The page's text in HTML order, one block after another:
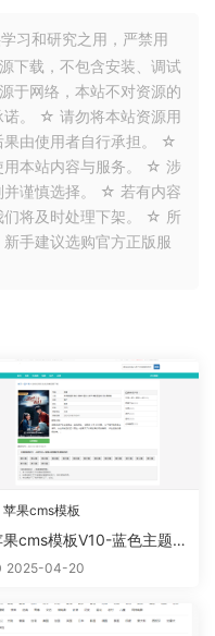
习和研究之用，严禁用
下载，不包含安装、调试
于网络，本站不对资源的
诺。 ☆ 请勿将本站资源用
果由使用者自行承担。 ☆
用本站内容与服务。 ☆ 涉
并谨慎选择。 ☆ 若有内容
们将及时处理下架。 ☆ 所
手建议选购官方正版服
苹果cms模板
果cms模板V10-蓝色主题简
模板
2025-04-20